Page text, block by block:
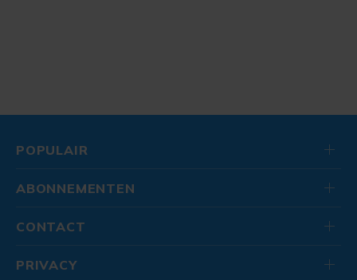
POPULAIR
ABONNEMENTEN
CONTACT
PRIVACY